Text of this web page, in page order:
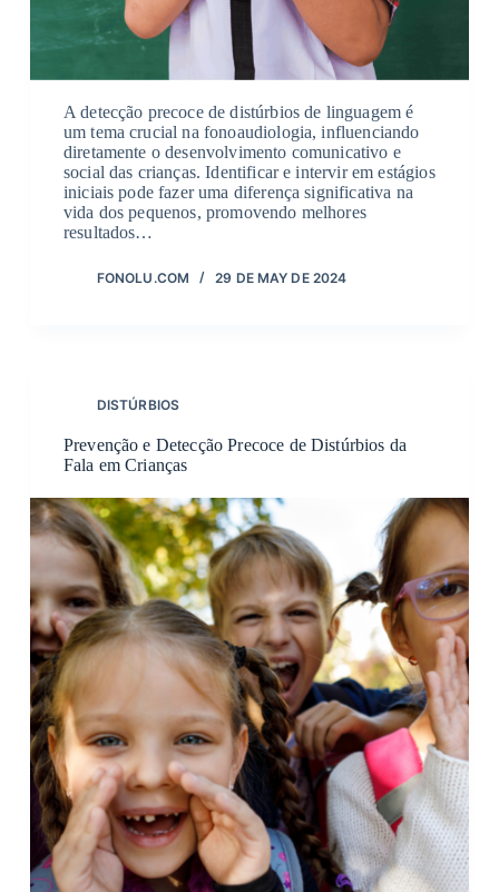
A detecção precoce de distúrbios de linguagem é
um tema crucial na fonoaudiologia, influenciando
diretamente o desenvolvimento comunicativo e
social das crianças. Identificar e intervir em estágios
iniciais pode fazer uma diferença significativa na
vida dos pequenos, promovendo melhores
resultados…
FONOLU.COM 29 DE MAY DE 2024
DISTÚRBIOS
Prevenção e Detecção Precoce de Distúrbios da
Fala em Crianças